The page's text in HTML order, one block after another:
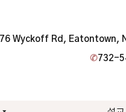
76 Wyckoff Rd, Eatontown,
✆732-